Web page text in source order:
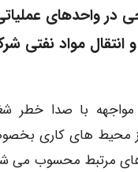
در واحدهای
انتقال مواد ‌نفتی
مواجهه با صدا خطر
محیط های کاری
مرتبط محسوب می